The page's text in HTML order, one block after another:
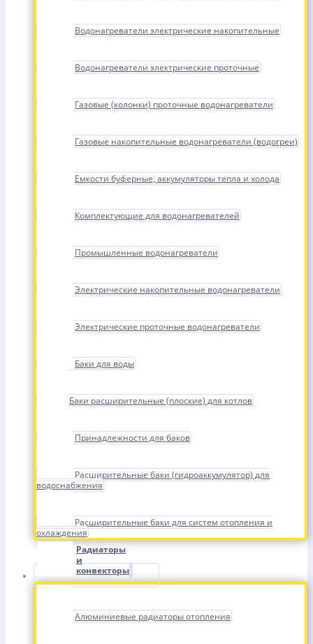
Водонагреватели электрические накопительные
Водонагреватели электрические проточные
Газовые (колонки) проточные водонагреватели
Газовые накопительные водонагреватели (водогреи)
Емкости буферные, аккумуляторы тепла и холода
Комплектующие для водонагревателей
Промышленные водонагреватели
Электрические накопительные водонагреватели
Электрические проточные водонагреватели
Баки для воды
Баки расширительные (плоские) для котлов
Принадлежности для баков
Расширительные баки (гидроаккумулятор) для
водоснабжения
Расширительные баки для систем отопления и
охлаждения
Радиаторы
и
конвекторы
Алюминиевые радиаторы отопления